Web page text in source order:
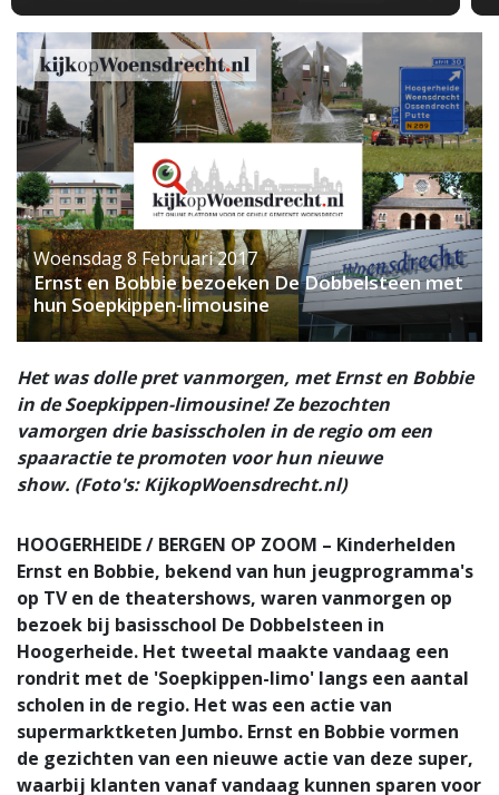
Woensdag 8 Februari 2017
Ernst en Bobbie bezoeken De Dobbelsteen met
hun Soepkippen-limousine
Het was dolle pret vanmorgen, met Ernst en Bobbie
in de Soepkippen-limousine! Ze bezochten
vamorgen drie basisscholen in de regio om een
spaaractie te promoten voor hun nieuwe
show. (Foto's: KijkopWoensdrecht.nl)
HOOGERHEIDE / BERGEN OP ZOOM – Kinderhelden
Ernst en Bobbie, bekend van hun jeugprogramma's
op TV en de theatershows, waren vanmorgen op
bezoek bij basisschool De Dobbelsteen in
Hoogerheide. Het tweetal maakte vandaag een
rondrit met de 'Soepkippen-limo' langs een aantal
scholen in de regio. Het was een actie van
supermarktketen Jumbo. Ernst en Bobbie vormen
de gezichten van een nieuwe actie van deze super,
waarbij klanten vanaf vandaag kunnen sparen voor